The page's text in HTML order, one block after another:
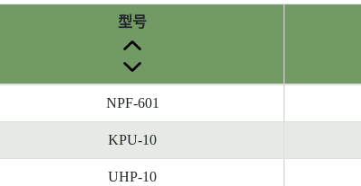
型号
NPF-601
KPU-10
UHP-10